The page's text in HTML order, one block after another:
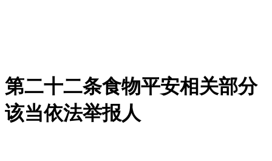
第二十二条食物平安相关部分
该当依法举报人